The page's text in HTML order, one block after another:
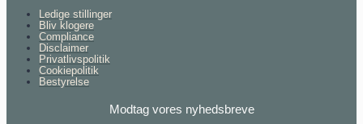
Ledige stillinger
Bliv klogere
Compliance
Disclaimer
Privatlivspolitik
Cookiepolitik
Bestyrelse
Modtag vores nyhedsbreve